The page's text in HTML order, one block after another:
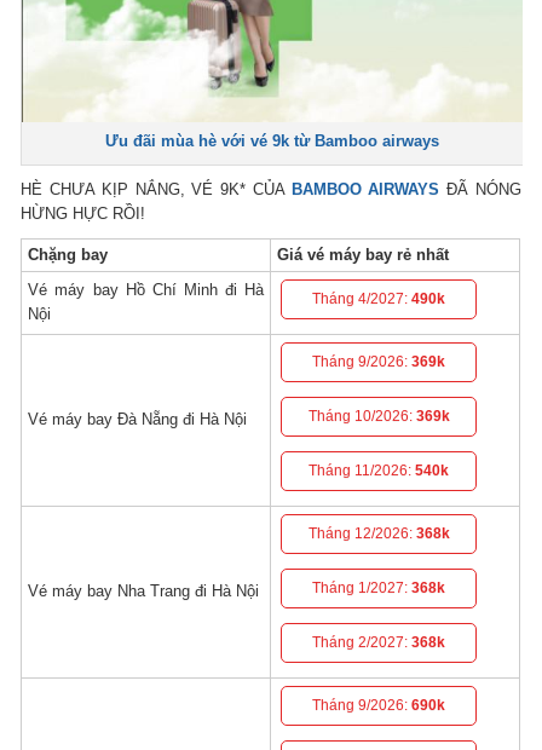
Ưu đãi mùa hè với vé 9k từ Bamboo airways
HÈ CHƯA KỊP NẮNG, VÉ 9K* CỦA BAMBOO AIRWAYS ĐÃ NÓNG
HỪNG HỰC RỒI!
Chặng bay
Giá vé máy bay rẻ nhất
Vé máy bay Hồ Chí Minh đi Hà
Nội
Tháng 4/2027:490k
Vé máy bay Đà Nẵng đi Hà Nội
Tháng 9/2026:369k
Tháng 10/2026: 369k
Tháng 11/2026:540k
Vé máy bay Nha Trang đi Hà Nội
Tháng 12/2026: 368k
Tháng 1/2027:368k
Tháng 2/2027:368k
Tháng 9/2026:690k